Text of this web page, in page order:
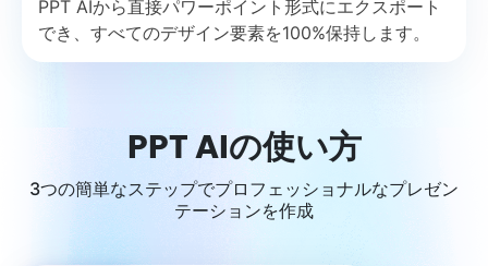
PPT AIから直接パワーポイント形式にエクスポート
でき、すべてのデザイン要素を100%保持します。
PPT AIの使い方
3つの簡単なステップでプロフェッショナルなプレゼン
テーションを作成